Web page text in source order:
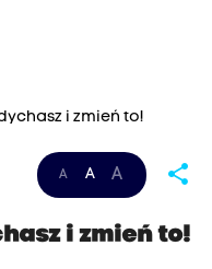
i zmień to!
A A A share
i zmień to!